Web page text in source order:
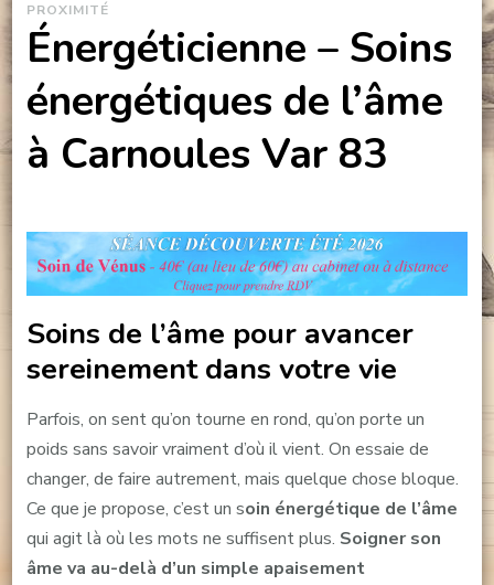
PROXIMITÉ
Énergéticienne – Soins
énergétiques de l’âme
à Carnoules Var 83
Soins de l’âme pour avancer
sereinement dans votre vie
Parfois, on sent qu’on tourne en rond, qu’on porte un
poids sans savoir vraiment d’où il vient. On essaie de
changer, de faire autrement, mais quelque chose bloque.
Ce que je propose, c’est un soin énergétique de l’âme
qui agit là où les mots ne suffisent plus. Soigner son
âme va au-delà d’un simple apaisement